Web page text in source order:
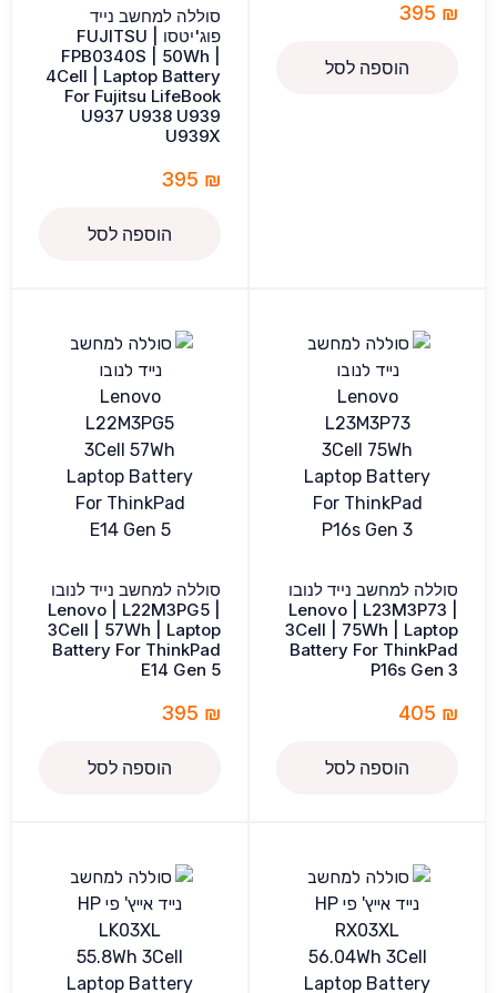
395 ₪
הוספה לסל
סוללה למחשב נייד
פוג'יטסו FUJITSU |
FPB0340S | 50Wh |
4Cell | Laptop Battery
For Fujitsu LifeBook
U937 U938 U939
U939X
395 ₪
הוספה לסל
סוללה למחשב נייד לנובו
Lenovo | L23M3P73 |
3Cell | 75Wh | Laptop
Battery For ThinkPad
P16s Gen 3
405 ₪
הוספה לסל
סוללה למחשב נייד לנובו
Lenovo | L22M3PG5 |
3Cell | 57Wh | Laptop
Battery For ThinkPad
E14 Gen 5
395 ₪
הוספה לסל